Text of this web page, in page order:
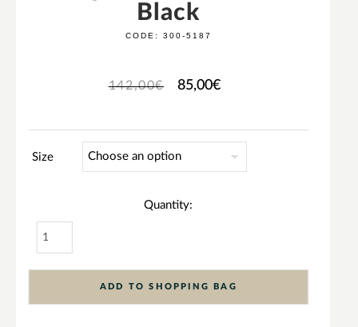
Black
CODE: 300-5187
142,00€ 85,00€
Size
Quantity:
ADD TO SHOPPING BAG